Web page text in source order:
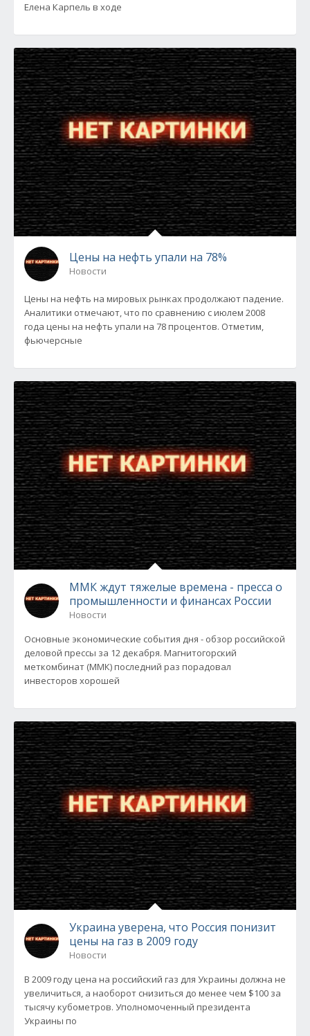
Елена Карпель в ходе
Цены на нефть упали на 78%
Новости
Цены на нефть на мировых рынках продолжают падение.
Аналитики отмечают, что по сравнению с июлем 2008
года цены на нефть упали на 78 процентов. Отметим,
фьючерсные
ММК ждут тяжелые времена - пресса о
промышленности и финансах России
Новости
Основные экономические события дня - обзор российской
деловой прессы за 12 декабря. Магнитогорский
меткомбинат (ММК) последний раз порадовал
инвесторов хорошей
Украина уверена, что Россия понизит
цены на газ в 2009 году
Новости
В 2009 году цена на российский газ для Украины должна не
увеличиться, а наоборот снизиться до менее чем $100 за
тысячу кубометров. Уполномоченный президента
Украины по